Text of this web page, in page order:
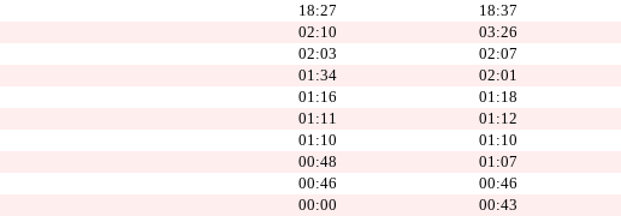
18:27 18:37
02:10 03:26
02:03 02:07
01:34 02:01
01:16 01:18
01:11 01:12
01:10 01:10
00:48 01:07
00:46 00:46
00:00 00:43